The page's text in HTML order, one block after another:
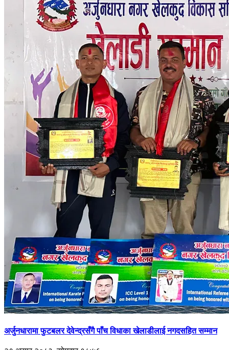
अर्जुनधारामा फुटबलर देवेन्द्रसँगै पाँच विधाका खेलाडीलाई नगदसहित सम्मान